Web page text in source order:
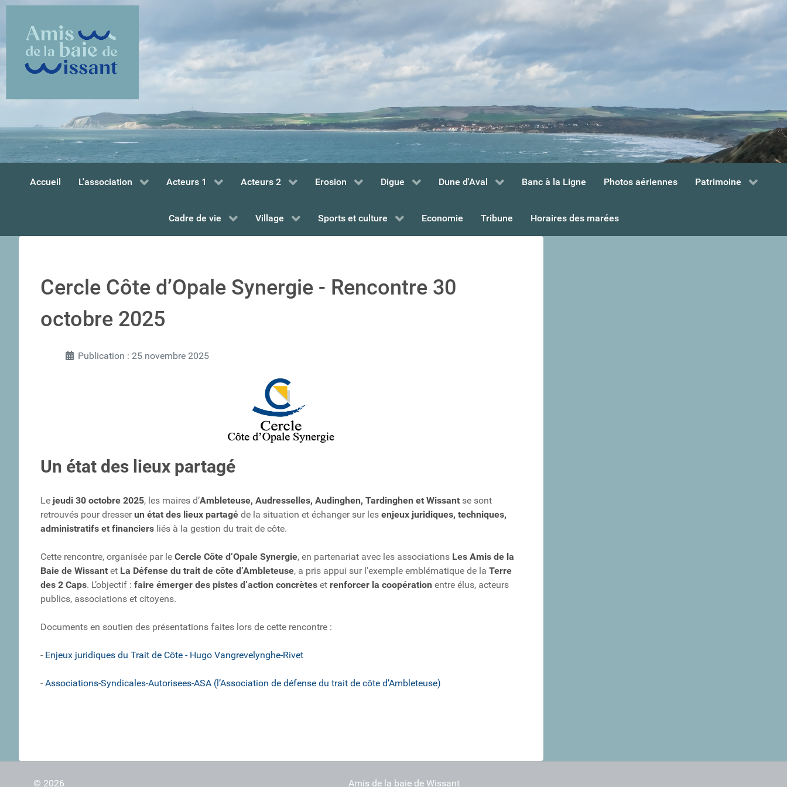
Accueil L'association Acteurs 1 Acteurs 2 Erosion Digue Dune d'Aval Banc à la Ligne Photos aériennes Patrimoine
Cadre de vie Village Sports et culture Economie Tribune Horaires des marées
Cercle Côte d’Opale Synergie - Rencontre 30
octobre 2025
Publication : 25 novembre 2025
Un état des lieux partagé
Le jeudi 30 octobre 2025, les maires d’Ambleteuse, Audresselles, Audinghen, Tardinghen et Wissant se sont
retrouvés pour dresserun état des lieux partagé de la situation et échanger sur les enjeux juridiques, techniques,
administratifs et financiers liés à la gestion du trait de côte.
Cette rencontre, organisée par le Cercle Côte d’Opale Synergie, en partenariat avec les associations Les Amis de la
Baie de Wissant et La Défense du trait de côte d’Ambleteuse, a pris appui sur l’exemple emblématique de la Terre
des 2 Caps. L’objectif : faire émerger des pistes d’action concrètes et renforcer la coopération entre élus, acteurs
publics, associations et citoyens.
Documents en soutien des présentations faites lors de cette rencontre :
- Enjeux juridiques du Trait de Côte - Hugo Vangrevelynghe-Rivet
- Associations-Syndicales-Autorisees-ASA (l’Association de défense du trait de côte d’Ambleteuse)
© 2026 Amis de la baie de Wissant